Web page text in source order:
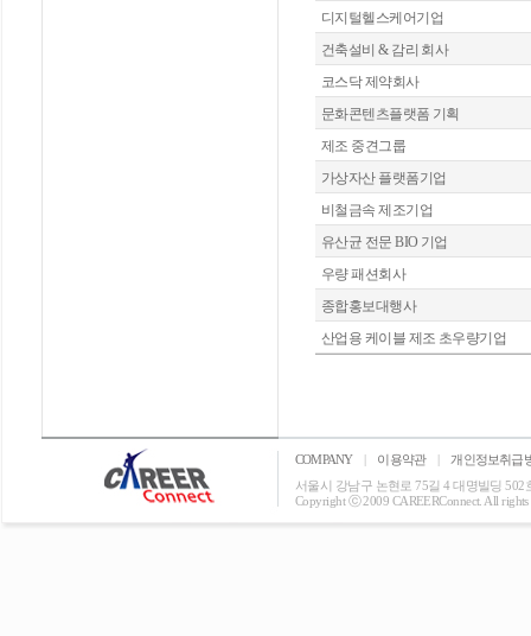
디지털헬스케어기업
건축설비 & 감리 회사
코스닥 제약회사
문화콘텐츠플랫폼 기획
제조 중견그룹
가상자산 플랫폼기업
비철금속 제조기업
유산균 전문 BIO 기업
우량 패션회사
종합홍보대행사
산업용 케이블 제조 초우량기업
COMPANY | 이용약관 |
개인정보취급
서울시 강남구 논현로 75길 4 대명빌딩 502
Copyright ⓒ 2009 CAREERConnect. All rights